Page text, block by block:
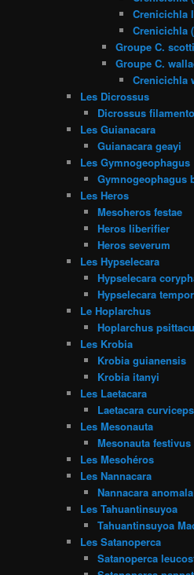
Crenicichla
Crenicichla
Groupe C. scotti
Groupe C.
Crenicichla
Les Dicrossus
Dicrossus
Les Guianacara
Guianacara geayi
Les Gymnogeophagus
Gymnogeophagus
Les Heros
Mesoheros festae
Heros liberifier
Heros severum
Les Hypselecara
Hypselecara
Hypselecara
Le Hoplarchus
Hoplarchus
Les Krobia
Krobia guianensis
Krobia itanyi
Les Laetacara
Laetacara curviceps
Les Mesonauta
Mesonauta festivus
Les Mesohéros
Les Nannacara
Nannacara anomala
Les Tahuantinsuyoa
Tahuantinsuyoa
Les Satanoperca
Satanoperca